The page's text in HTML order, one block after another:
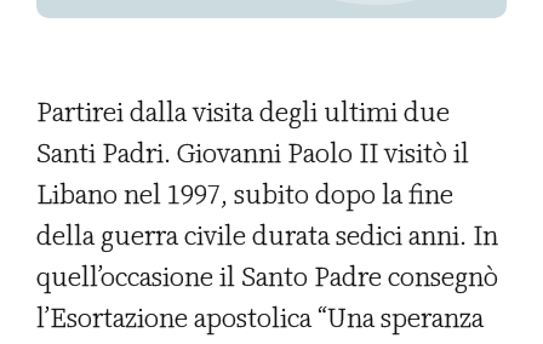
Partirei dalla visita degli ultimi due
Santi Padri. Giovanni Paolo II visitò il
Libano nel 1997, subito dopo la fine
della guerra civile durata sedici anni. In
quell’occasione il Santo Padre consegnò
l’Esortazione apostolica “Una speranza